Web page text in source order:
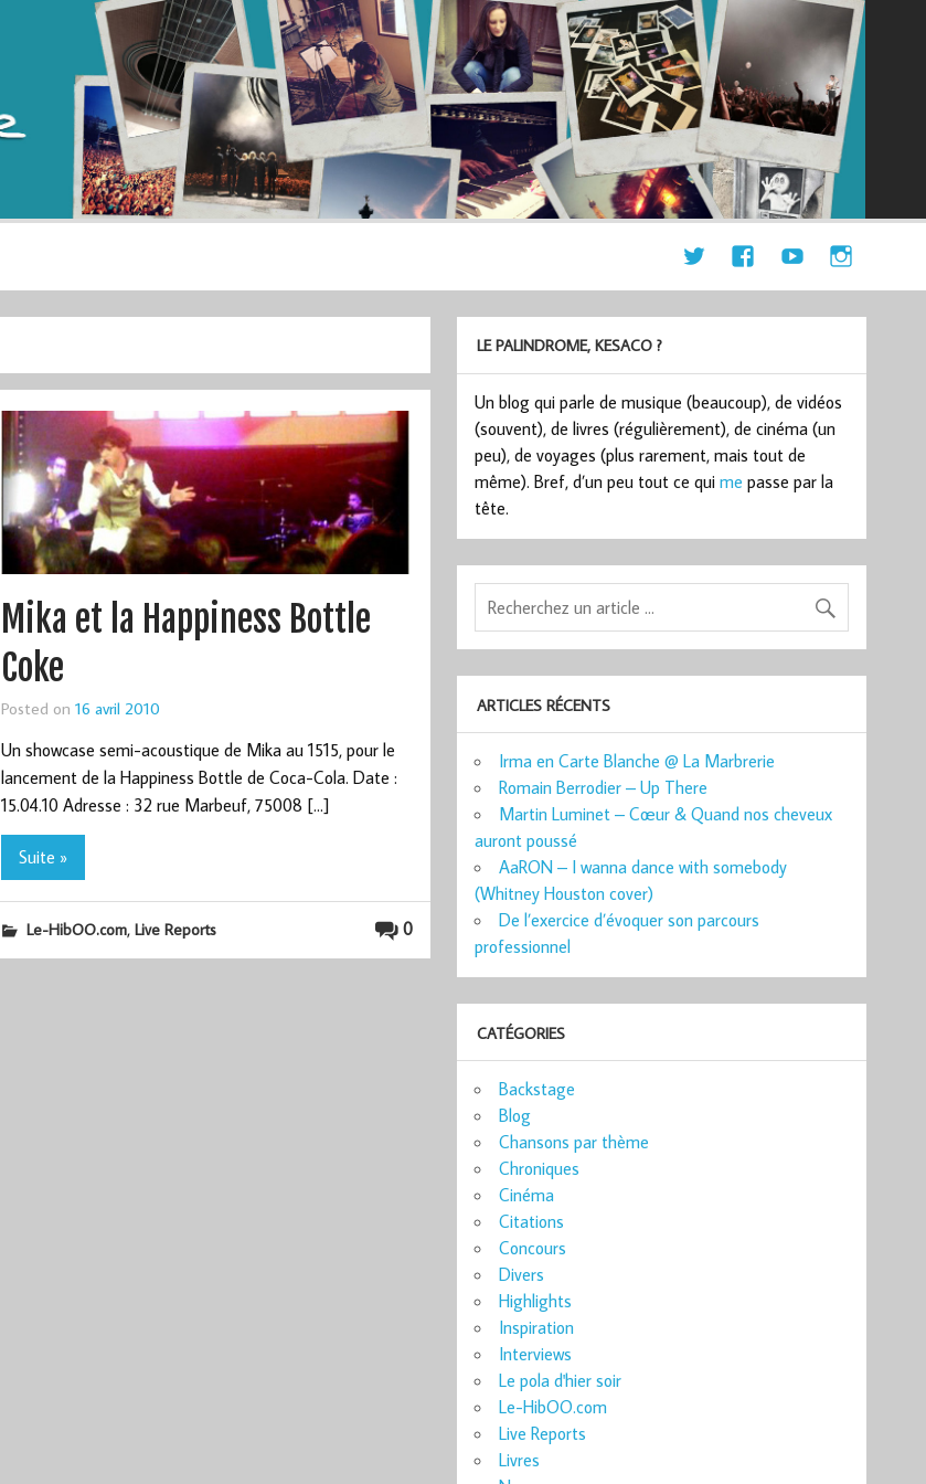
Mika et la Happiness Bottle
Coke
Posted on 16 avril 2010
Un showcase semi-acoustique de Mika au 1515, pour le
lancement de la Happiness Bottle de Coca-Cola. Date :
15.04.10 Adresse : 32 rue Marbeuf, 75008 […]
Suite »
0
Le-HibOO.com, Live Reports
LE PALINDROME, KESACO ?
Un blog qui parle de musique (beaucoup), de vidéos
(souvent), de livres (régulièrement), de cinéma (un
peu), de voyages (plus rarement, mais tout de
même). Bref, d’un peu tout ce quime passe par la
tête.
ARTICLES RÉCENTS
Irma en Carte Blanche @ La Marbrerie
Romain Berrodier – Up There
Martin Luminet – Cœur & Quand nos cheveux
auront poussé
AaRON – I wanna dance with somebody
(Whitney Houston cover)
De l’exercice d’évoquer son parcours
professionnel
CATÉGORIES
Backstage
Blog
Chansons par thème
Chroniques
Cinéma
Citations
Concours
Divers
Highlights
Inspiration
Interviews
Le pola d'hier soir
Le-HibOO.com
Live Reports
Livres